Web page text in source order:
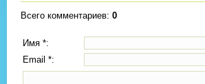
Всего комментариев: 0
Имя *:
Email *: